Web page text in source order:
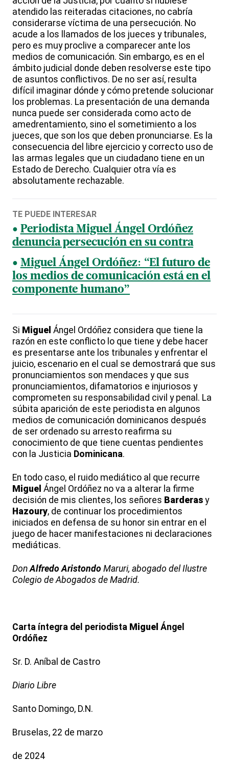
atendido las reiteradas citaciones, no cabría
considerarse víctima de una persecución. No
acude a los llamados de los jueces y tribunales,
pero es muy proclive a comparecer ante los
medios de comunicación. Sin embargo, es en el
ámbito judicial donde deben resolverse este tipo
de asuntos conflictivos. De no ser así, resulta
difícil imaginar dónde y cómo pretende solucionar
los problemas. La presentación de una demanda
nunca puede ser considerada como acto de
amedrentamiento, sino el sometimiento a los
jueces, que son los que deben pronunciarse. Es la
consecuencia del libre ejercicio y correcto uso de
las armas legales que un ciudadano tiene en un
Estado de Derecho. Cualquier otra vía es
absolutamente rechazable.
TE PUEDE INTERESAR
Periodista Miguel Ángel Ordóñez
denuncia persecución en su contra
Miguel Ángel Ordóñez: “El futuro de
los medios de comunicación está en el
componente humano”
Si Miguel Ángel Ordóñez considera que tiene la
razón en este conflicto lo que tiene y debe hacer
es presentarse ante los tribunales y enfrentar el
juicio, escenario en el cual se demostrará que sus
pronunciamientos son mendaces y que sus
pronunciamientos, difamatorios e injuriosos y
comprometen su responsabilidad civil y penal. La
súbita aparición de este periodista en algunos
medios de comunicación dominicanos después
de ser ordenado su arresto reafirma su
conocimiento de que tiene cuentas pendientes
con la Justicia Dominicana.
En todo caso, el ruido mediático al que recurre
Miguel Ángel Ordóñez no va a alterar la firme
decisión de mis clientes, los señores Barderas y
Hazoury, de continuar los procedimientos
iniciados en defensa de su honor sin entrar en el
juego de hacer manifestaciones ni declaraciones
mediáticas.
DonAlfredo Aristondo Maruri, abogado del Ilustre
Colegio de Abogados de Madrid.
Carta íntegra del periodista Miguel Ángel
Ordóñez
Sr. D. Aníbal de Castro
Diario Libre
Santo Domingo, D.N.
Bruselas, 22 de marzo
de 2024